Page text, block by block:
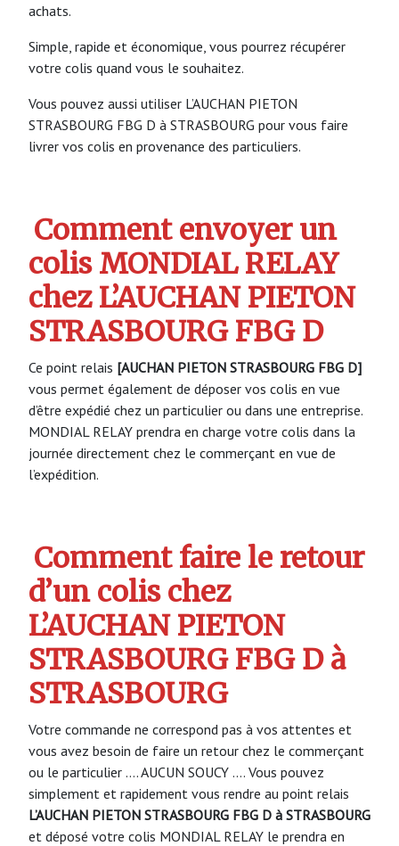
achats.
Simple, rapide et économique, vous pourrez récupérer
votre colis quand vous le souhaitez.
Vous pouvez aussi utiliser L’AUCHAN PIETON
STRASBOURG FBG D à STRASBOURG pour vous faire
livrer vos colis en provenance des particuliers.
Comment envoyer un
colis MONDIAL RELAY
chez L’AUCHAN PIETON
STRASBOURG FBG D
Ce point relais [AUCHAN PIETON STRASBOURG FBG D]
vous permet également de déposer vos colis en vue
d’être expédié chez un particulier ou dans une entreprise.
MONDIAL RELAY prendra en charge votre colis dans la
journée directement chez le commerçant en vue de
l’expédition.
Comment faire le retour
d’un colis chez
L’AUCHAN PIETON
STRASBOURG FBG D à
STRASBOURG
Votre commande ne correspond pas à vos attentes et
vous avez besoin de faire un retour chez le commerçant
ou le particulier …. AUCUN SOUCY …. Vous pouvez
simplement et rapidement vous rendre au point relais
L’AUCHAN PIETON STRASBOURG FBG D à STRASBOURG
et déposé votre colis MONDIAL RELAY le prendra en